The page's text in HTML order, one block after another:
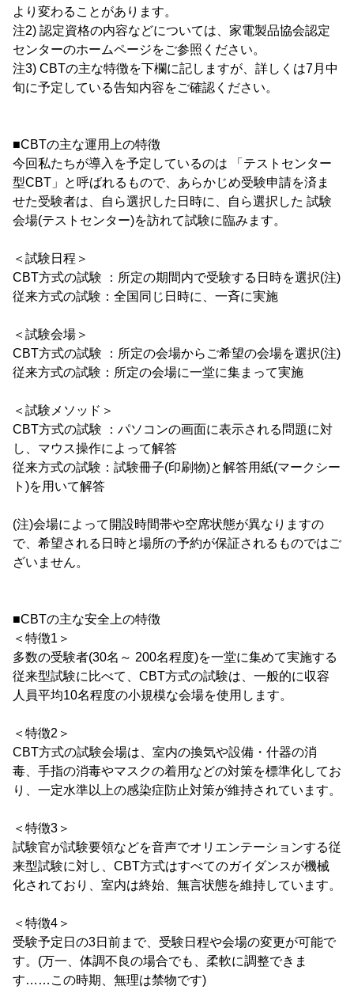
より変わることがあります。
注2) 認定資格の内容などについては、家電製品協会認定
センターのホームページをご参照ください。
注3) CBTの主な特徴を下欄に記しますが、詳しくは7月中
旬に予定している告知内容をご確認ください。
■CBTの主な運用上の特徴
今回私たちが導入を予定しているのは 「テストセンター
型CBT」と呼ばれるもので、あらかじめ受験申請を済ま
せた受験者は、自ら選択した日時に、自ら選択した 試験
会場(テストセンター)を訪れて試験に臨みます。
＜試験日程＞
CBT方式の試験 ：所定の期間内で受験する日時を選択(注)
従来方式の試験：全国同じ日時に、一斉に実施
＜試験会場＞
CBT方式の試験 ：所定の会場からご希望の会場を選択(注)
従来方式の試験：所定の会場に一堂に集まって実施
＜試験メソッド＞
CBT方式の試験 ：パソコンの画面に表示される問題に対
し、マウス操作によって解答
従来方式の試験：試験冊子(印刷物)と解答用紙(マークシー
ト)を用いて解答
(注)会場によって開設時間帯や空席状態が異なりますの
で、希望される日時と場所の予約が保証されるものではご
ざいません。
■CBTの主な安全上の特徴
＜特徴1＞
多数の受験者(30名～ 200名程度)を一堂に集めて実施する
従来型試験に比べて、CBT方式の試験は、一般的に収容
人員平均10名程度の小規模な会場を使用します。
＜特徴2＞
CBT方式の試験会場は、室内の換気や設備・什器の消
毒、手指の消毒やマスクの着用などの対策を標準化してお
り、一定水準以上の感染症防止対策が維持されています。
＜特徴3＞
試験官が試験要領などを音声でオリエンテーションする従
来型試験に対し、CBT方式はすべてのガイダンスが機械
化されており、室内は終始、無言状態を維持しています。
＜特徴4＞
受験予定日の3日前まで、受験日程や会場の変更が可能で
す。(万一、体調不良の場合でも、柔軟に調整できま
す……この時期、無理は禁物です)